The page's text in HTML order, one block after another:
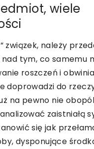
wiele
związek, należy
tym, co samemu
roszczeń i
doprowadzi do
na pewno nie
zaistniałą
się jak
dysponujące